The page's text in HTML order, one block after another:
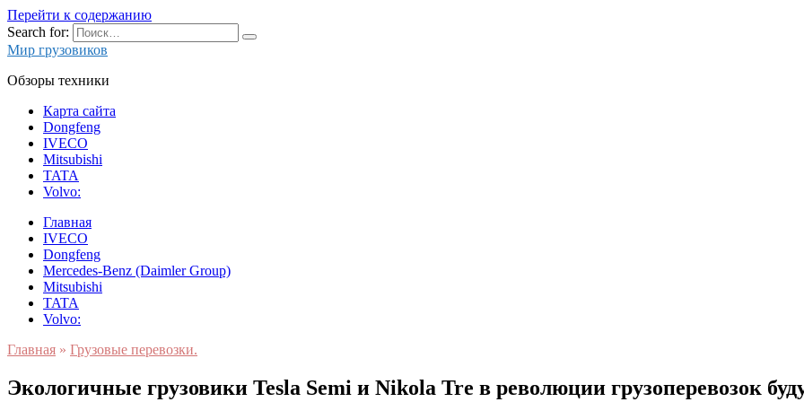
Перейти к содержанию
Search for:
Мир грузовиков
Обзоры техники
Карта сайта
Dongfeng
IVECO
Mitsubishi
TATA
Volvo:
Главная
IVECO
Dongfeng
Mercedes-Benz (Daimler Group)
Mitsubishi
TATA
Volvo:
Главная » Грузовые перевозки.
Экологичные грузовики Tesla Semi и Nikola Tre в революции грузоперевозок